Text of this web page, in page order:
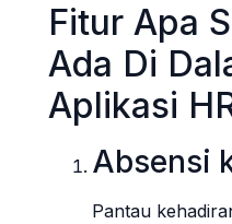
Fitur Apa
Ada Di
Aplikasi
Absensi
Pantau